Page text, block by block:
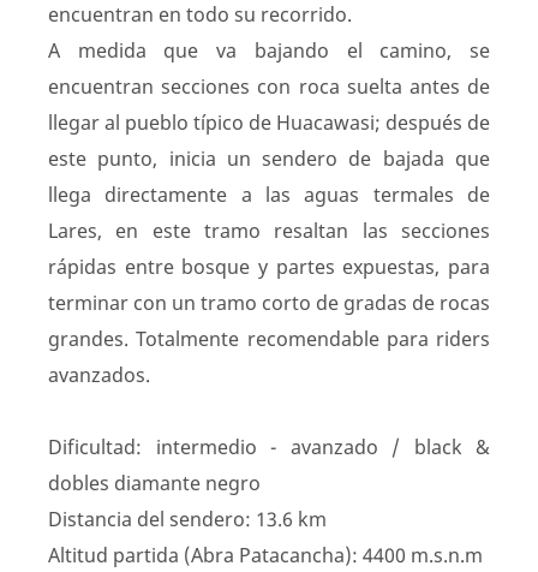
encuentran en todo su recorrido.
A medida que va bajando el camino, se
encuentran secciones con roca suelta antes de
llegar al pueblo típico de Huacawasi; después de
este punto, inicia un sendero de bajada que
llega directamente a las aguas termales de
Lares, en este tramo resaltan las secciones
rápidas entre bosque y partes expuestas, para
terminar con un tramo corto de gradas de rocas
grandes. Totalmente recomendable para riders
avanzados.
Dificultad: intermedio - avanzado / black &
dobles diamante negro
Distancia del sendero: 13.6 km
Altitud partida (Abra Patacancha): 4400 m.s.n.m